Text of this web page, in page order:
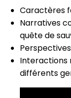
Caractères
Narratives
quête de
Interactions
différents